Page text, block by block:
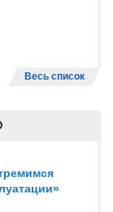
Весь список